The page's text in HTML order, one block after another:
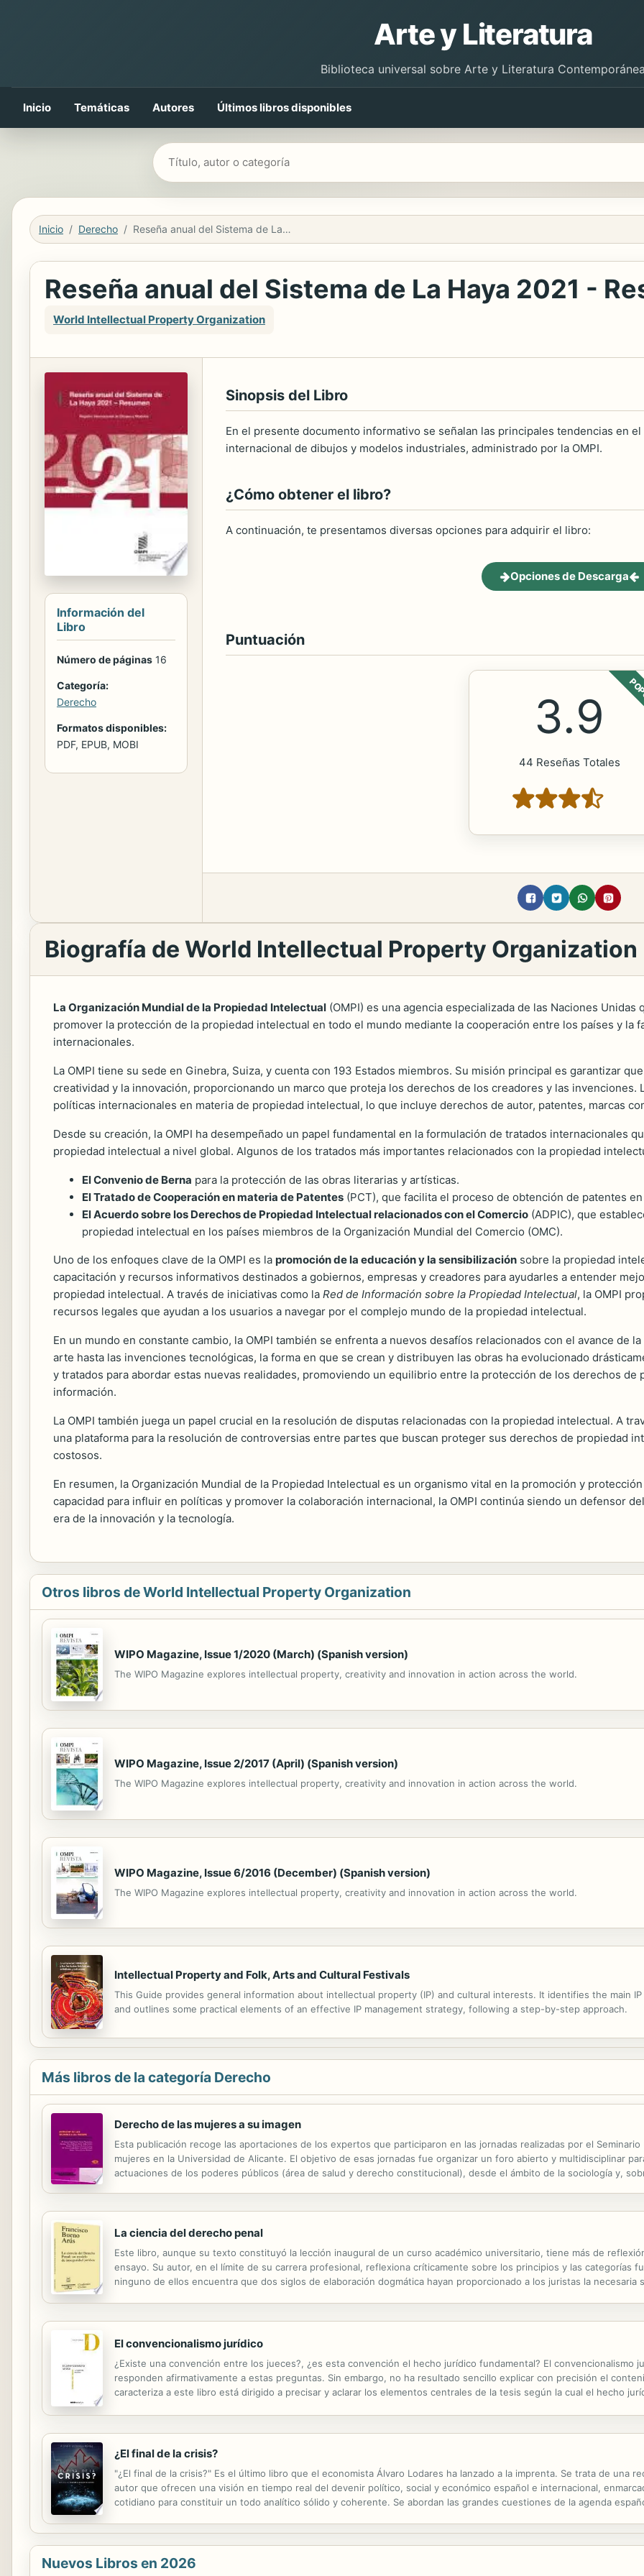
Arte y Literatura
Biblioteca universal sobre Arte y Literatura
Inicio Temáticas Autores Últimos libros disponibles
Buscar libros
Inicio Derecho Reseña anual del Sistema de La Haya 2021 - Resumen
Reseña anual del Sistema de La Haya 2021 -
World Intellectual Property Organization
Información del
Libro
Número de páginas 16
Categoría:
Derecho
Formatos disponibles:
PDF, EPUB, MOBI
Sinopsis del Libro
En el presente documento informativo se señalan las principales tendencias en
internacional de dibujos y modelos industriales, administrado por la OMPI.
¿Cómo obtener el libro?
A continuación, te presentamos diversas opciones para adquirir el libro:
Opciones de Descarga
Puntuación
3.9
44 Reseñas Totales
Biografía de World Intellectual Property Organization
La Organización Mundial de la Propiedad Intelectual (OMPI) es una agencia especializada de las Naciones
promover la protección de la propiedad intelectual en todo el mundo mediante la cooperación entre los países y la
internacionales.
La OMPI tiene su sede en Ginebra, Suiza, y cuenta con 193 Estados miembros. Su misión principal es garantizar
creatividad y la innovación, proporcionando un marco que proteja los derechos de los creadores y las invenciones.
políticas internacionales en materia de propiedad intelectual, lo que incluye derechos de autor, patentes, marcas
Desde su creación, la OMPI ha desempeñado un papel fundamental en la formulación de tratados internacionales
propiedad intelectual a nivel global. Algunos de los tratados más importantes relacionados con la propiedad
El Convenio de Berna para la protección de las obras literarias y artísticas.
El Tratado de Cooperación en materia de Patentes (PCT), que facilita el proceso de obtención de patentes
El Acuerdo sobre los Derechos de Propiedad Intelectual relacionados con el Comercio (ADPIC), que
propiedad intelectual en los países miembros de la Organización Mundial del Comercio (OMC).
Uno de los enfoques clave de la OMPI es la promoción de la educación y la sensibilización sobre la propiedad
capacitación y recursos informativos destinados a gobiernos, empresas y creadores para ayudarles a entender
propiedad intelectual. A través de iniciativas como la Red de Información sobre la Propiedad Intelectual, la OMPI
recursos legales que ayudan a los usuarios a navegar por el complejo mundo de la propiedad intelectual.
En un mundo en constante cambio, la OMPI también se enfrenta a nuevos desafíos relacionados con el avance de
arte hasta las invenciones tecnológicas, la forma en que se crean y distribuyen las obras ha evolucionado
y tratados para abordar estas nuevas realidades, promoviendo un equilibrio entre la protección de los derechos de
información.
La OMPI también juega un papel crucial en la resolución de disputas relacionadas con la propiedad intelectual. A
una plataforma para la resolución de controversias entre partes que buscan proteger sus derechos de propiedad
costosos.
En resumen, la Organización Mundial de la Propiedad Intelectual es un organismo vital en la promoción y
capacidad para influir en políticas y promover la colaboración internacional, la OMPI continúa siendo un defensor
era de la innovación y la tecnología.
Otros libros de World Intellectual Property Organization
WIPO Magazine, Issue 1/2020 (March) (Spanish version)
The WIPO Magazine explores intellectual property, creativity and innovation in action across the world.
WIPO Magazine, Issue 2/2017 (April) (Spanish version)
The WIPO Magazine explores intellectual property, creativity and innovation in action across the world.
WIPO Magazine, Issue 6/2016 (December) (Spanish version)
The WIPO Magazine explores intellectual property, creativity and innovation in action across the world.
Intellectual Property and Folk, Arts and Cultural Festivals
This Guide provides general information about intellectual property (IP) and cultural interests. It identifies the main
and outlines some practical elements of an effective IP management strategy, following a step-by-step approach.
Más libros de la categoría Derecho
Derecho de las mujeres a su imagen
Esta publicación recoge las aportaciones de los expertos que participaron en las jornadas realizadas por el
mujeres en la Universidad de Alicante. El objetivo de esas jornadas fue organizar un foro abierto y multidisciplinar
actuaciones de los poderes públicos (área de salud y derecho constitucional), desde el ámbito de la sociología y,
La ciencia del derecho penal
Este libro, aunque su texto constituyó la lección inaugural de un curso académico universitario, tiene más de
ensayo. Su autor, en el límite de su carrera profesional, reflexiona críticamente sobre los principios y las categorías
ninguno de ellos encuentra que dos siglos de elaboración dogmática hayan proporcionado a los juristas la
El convencionalismo jurídico
¿Existe una convención entre los jueces?, ¿es esta convención el hecho jurídico fundamental? El convencionalismo
responden afirmativamente a estas preguntas. Sin embargo, no ha resultado sencillo explicar con precisión el
caracteriza a este libro está dirigido a precisar y aclarar los elementos centrales de la tesis según la cual el hecho
¿El final de la crisis?
"¿El final de la crisis?" Es el último libro que el economista Álvaro Lodares ha lanzado a la imprenta. Se trata de una
autor que ofrecen una visión en tiempo real del devenir político, social y económico español e internacional,
cotidiano para constituir un todo analítico sólido y coherente. Se abordan las grandes cuestiones de la agenda
Nuevos Libros en 2026